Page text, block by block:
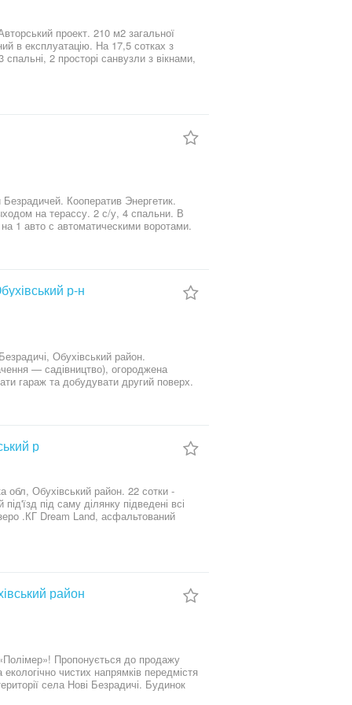
проект. 210 м2 загальної
в експлуатацію. На 17,5 сотках з
2 просторі санвузли з вікнами,
кВт. Водопостачання - свердловина
на терассу. 2 с/у, 4 спальни. В
р-н
Обухівський район.
р
обл, Обухівський район. 22 сотки -
під саму ділянку підведені всі
.КГ Dream Land, асфальтований
район
до продажу
чистих напрямків передмістя
села Нові Безрадичі. Будинок